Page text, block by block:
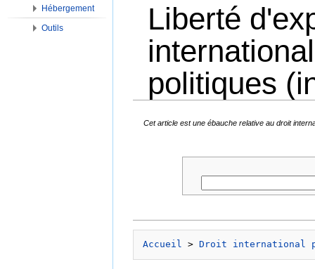
Liberté
politiques
Cet article est une ébauche relative au droit
Accueil > Droit international
Hébergement
Outils